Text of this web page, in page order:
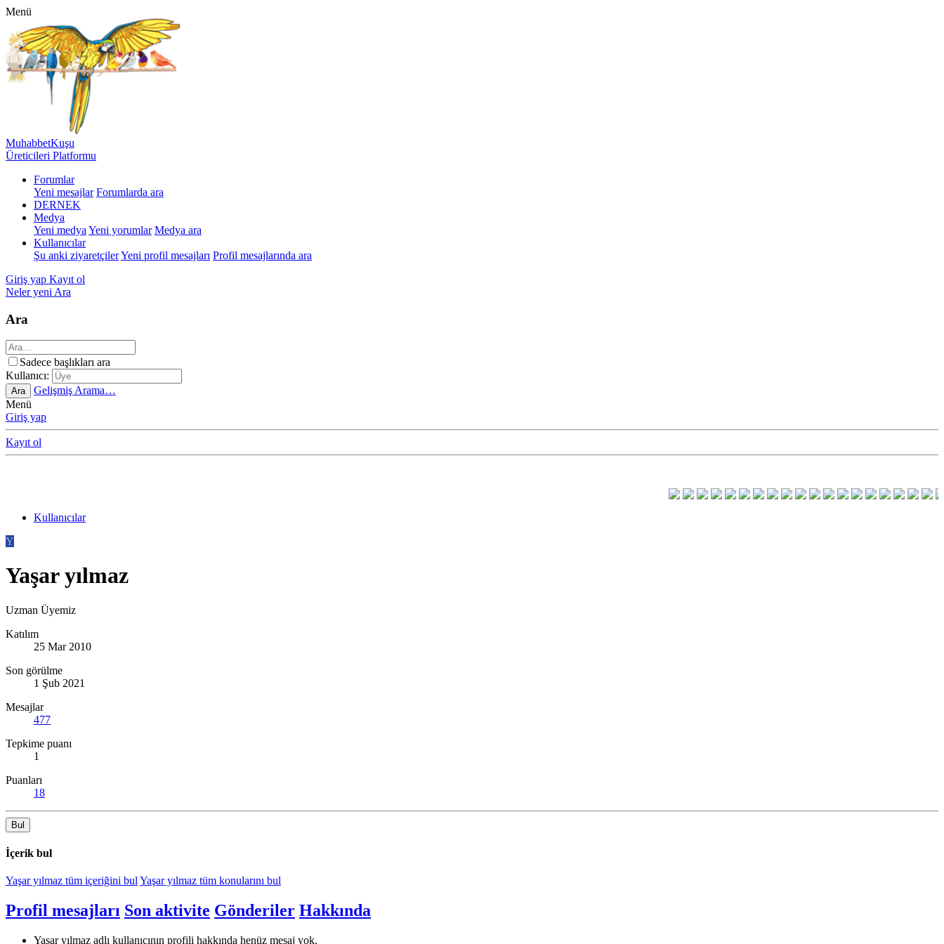
Menü
MuhabbetKuşu
Üreticileri Platformu
Forumlar
Yeni mesajlar Forumlarda ara
DERNEK
Medya
Yeni medya Yeni yorumlar Medya ara
Kullanıcılar
Şu anki ziyaretçilerYeni profil mesajları Profil mesajlarında ara
Giriş yap Kayıt ol
Neler yeni Ara
Ara
Sadece başlıkları ara
Kullanıcı:
Ara
Gelişmiş Arama…
Menü
Giriş yap
Kayıt ol
Kullanıcılar
Y
Yaşar yılmaz
Uzman Üyemiz
Katılım
25 Mar 2010
Son görülme
1 Şub 2021
Mesajlar
477
Tepkime puanı
1
Puanları
18
Bul
İçerik bul
Yaşar yılmaz tüm içeriğini bul Yaşar yılmaz tüm konularını bul
Profil mesajları Son aktivite Gönderiler Hakkında
Yaşar yılmaz adlı kullanıcının profili hakkında henüz mesaj yok.